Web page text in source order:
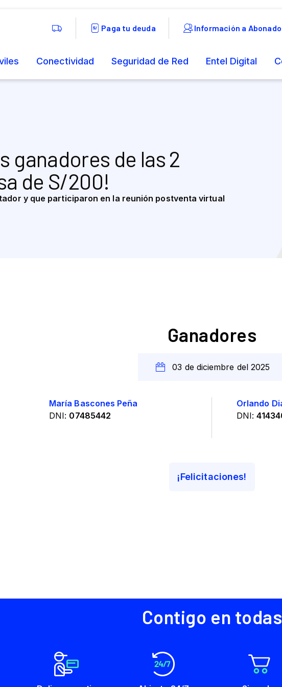
ganadores de las 2
de S/200!
y que participaron en la reunión postventa virtual
03 de diciembre del 2025
Contigo en todas